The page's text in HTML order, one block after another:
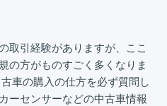
取引経験がありますが、ここ
の方がものすごく多くなりま
車の購入の仕方を必ず質問し
ーセンサーなどの中古車情報